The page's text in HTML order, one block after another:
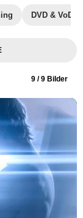
DVD & VoD
9 / 9 Bilder